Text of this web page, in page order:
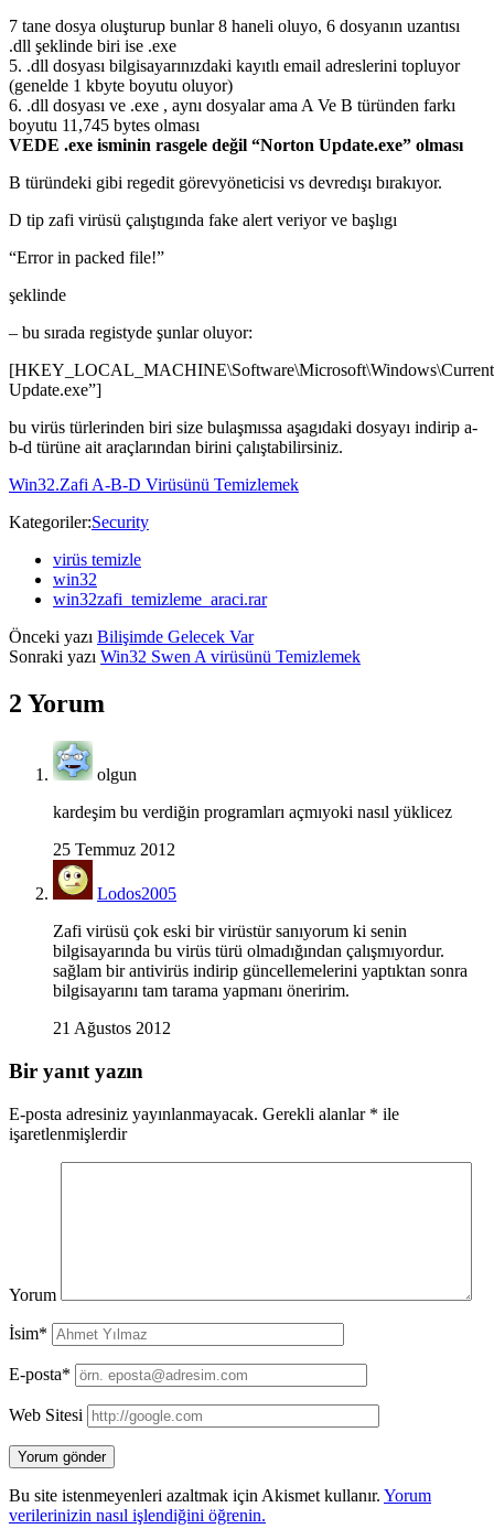
7 tane dosya oluşturup bunlar 8 haneli oluyo, 6 dosyanın uzantısı
.dll şeklinde biri ise .exe
5. .dll dosyası bilgisayarınızdaki kayıtlı email adreslerini topluyor
(genelde 1 kbyte boyutu oluyor)
6. .dll dosyası ve .exe , aynı dosyalar ama A Ve B türünden farkı
boyutu 11,745 bytes olması
VEDE .exe isminin rasgele değil “Norton Update.exe” olması
B türündeki gibi regedit görevyöneticisi vs devredışı bırakıyor.
D tip zafi virüsü çalıştıgında fake alert veriyor ve başlıgı
“Error in packed file!”
şeklinde
– bu sırada registyde şunlar oluyor:
Update.exe”]
bu virüs türlerinden biri size bulaşmıssa aşagıdaki dosyayı indirip a-
b-d türüne ait araçlarından birini çalıştabilirsiniz.
Win32.Zafi A-B-D Virüsünü Temizlemek
Kategoriler:Security
virüs temizle
win32
win32zafi_temizleme_araci.rar
Önceki yazı Bilişimde Gelecek Var
Sonraki yazı Win32 Swen A virüsünü Temizlemek
2 Yorum
olgun
kardeşim bu verdiğin programları açmıyoki nasıl yüklicez
25 Temmuz 2012
Lodos2005
Zafi virüsü çok eski bir virüstür sanıyorum ki senin
bilgisayarında bu virüs türü olmadığından çalışmıyordur.
sağlam bir antivirüs indirip güncellemelerini yaptıktan sonra
bilgisayarını tam tarama yapmanı öneririm.
21 Ağustos 2012
Bir yanıt yazın
E-posta adresiniz yayınlanmayacak. Gerekli alanlar * ile
işaretlenmişlerdir
Yorum
İsim*
E-posta*
Web Sitesi
Bu site istenmeyenleri azaltmak için Akismet kullanır. Yorum
verilerinizin nasıl işlendiğini öğrenin.